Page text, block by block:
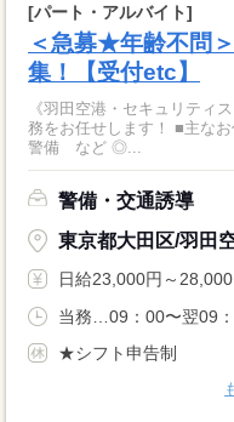
[パート・アルバイト]
＜急募★年齢不問
集！【受付etc】
《羽田空港・セキュリティ
務をお任せします！ ■主なお仕事 ＊受付 ＊立哨 ＊警戒監視 ＊機側
警備 など ◎...
警備・交通誘導
東京都大田区/羽田
日給23,000円～28,000
当務…09：00〜翌09
★シフト申告制